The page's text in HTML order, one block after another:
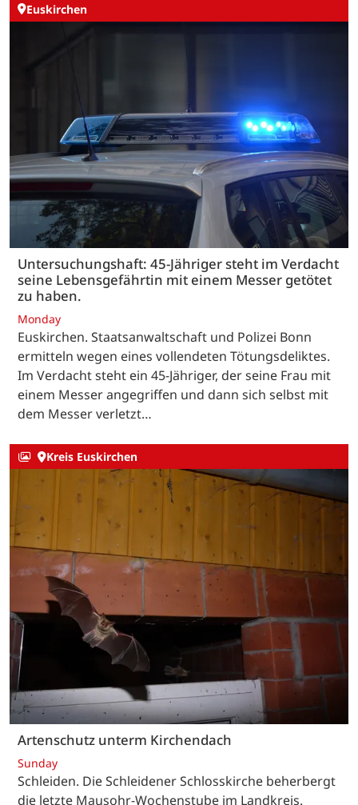
Euskirchen
Untersuchungshaft: 45-Jähriger steht im Verdacht
seine Lebensgefährtin mit einem Messer getötet
zu haben.
Monday
Euskirchen. Staatsanwaltschaft und Polizei Bonn
ermitteln wegen eines vollendeten Tötungsdeliktes.
Im Verdacht steht ein 45-Jähriger, der seine Frau mit
einem Messer angegriffen und dann sich selbst mit
dem Messer verletzt…
Kreis Euskirchen
Artenschutz unterm Kirchendach
Sunday
Schleiden. Die Schleidener Schlosskirche beherbergt
die letzte Mausohr-Wochenstube im Landkreis.